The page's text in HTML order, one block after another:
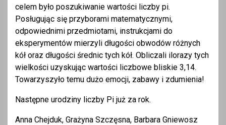
celem było poszukiwanie wartości liczby pi.
Posługując się przyborami matematycznymi,
odpowiednimi przedmiotami, instrukcjami do
eksperymentów mierzyli długości obwodów różnych
kół oraz długości średnic tych kół. Obliczali ilorazy tych
wielkości uzyskując wartości liczbowe bliskie 3,14.
Towarzyszyło temu dużo emocji, zabawy i zdumienia!
Następne urodziny liczby Pi już za rok.
Anna Chejduk, Grażyna Szczęsna, Barbara Gniewosz